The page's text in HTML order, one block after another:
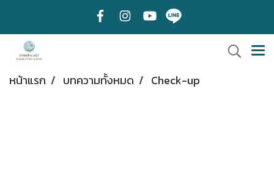
หน้าแรก บทความทั้งหมด Check-up